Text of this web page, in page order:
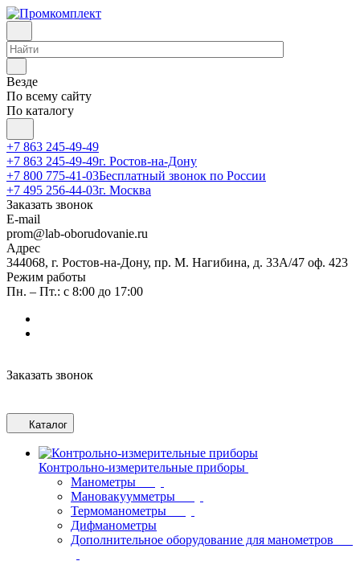
Везде
По всему сайту
По каталогу
+7 863 245-49-49
+7 863 245-49-49г. Ростов-на-Дону
+7 800 775-41-03Бесплатный звонок по России
+7 495 256-44-03г. Москва
Заказать звонок
E-mail
prom@lab-oborudovanie.ru
Адрес
344068, г. Ростов-на-Дону, пр. М. Нагибина, д. 33А/47 оф. 423
Режим работы
Пн. – Пт.: с 8:00 до 17:00
Заказать звонок
Каталог
Контрольно-измерительные приборы
Манометры
Мановакуумметры
Термоманометры
Дифманометры
Дополнительное оборудование для манометров